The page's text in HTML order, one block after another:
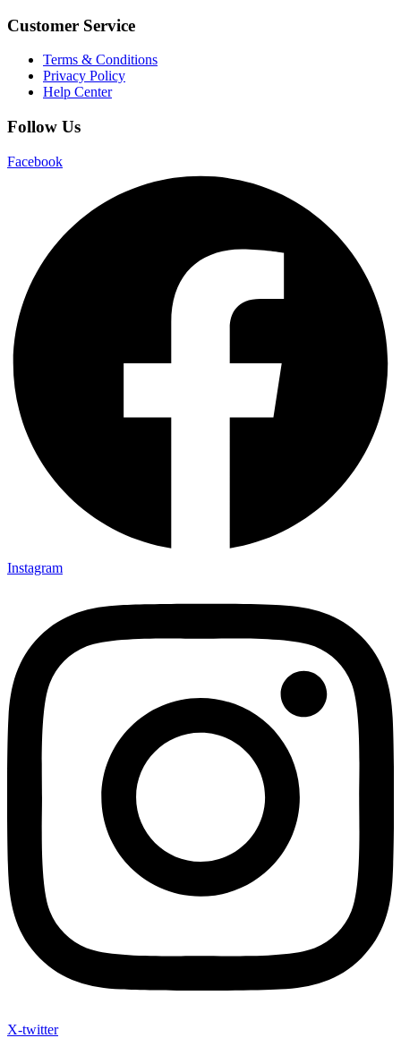
Customer Service
Terms & Conditions
Privacy Policy
Help Center
Follow Us
Facebook
Instagram
X-twitter